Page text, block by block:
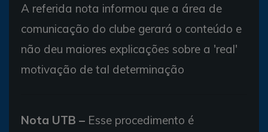
A referida nota informou que a área de
comunicação do clube gerará o conteúdo e
não deu maiores explicações sobre a 'real'
motivação de tal determinação
Nota UTB – Esse procedimento é